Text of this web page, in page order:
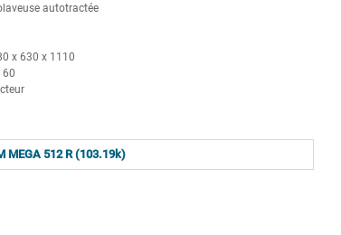
autotractée
x 630 x 1110
MEGA 512 R (103.19k)